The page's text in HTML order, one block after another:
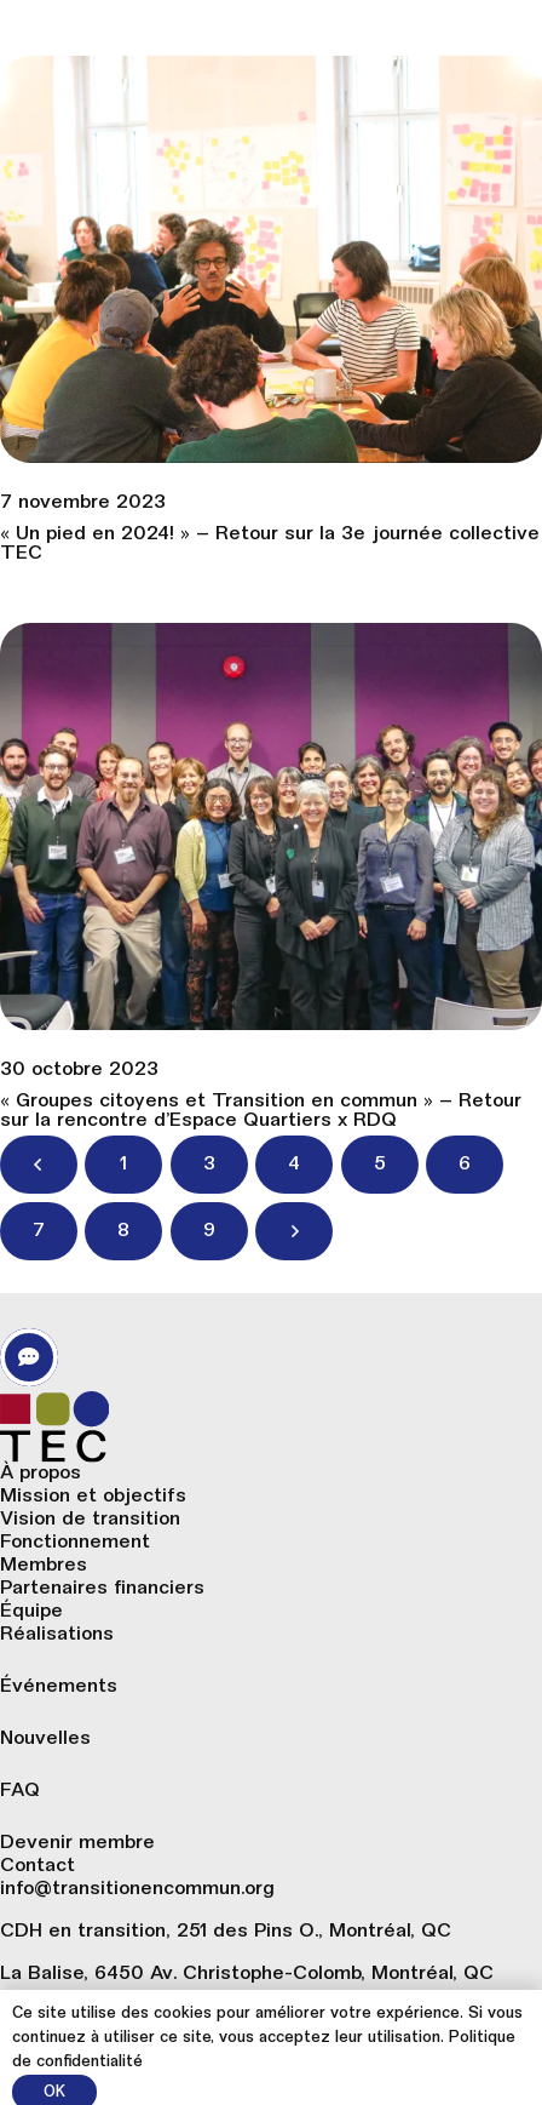
7 novembre 2023
« Un pied en 2024! » – Retour sur la 3e journée collective
TEC
30 octobre 2023
« Groupes citoyens et Transition en commun » – Retour
sur la rencontre d’Espace Quartiers x RDQ
1 3 4 5 6
7 8 9
À propos
Mission et objectifs
Vision de transition
Fonctionnement
Membres
Partenaires financiers
Équipe
Réalisations
Événements
Nouvelles
FAQ
Devenir membre
Contact
info@transitionencommun.org
CDH en transition, 251 des Pins O., Montréal, QC
La Balise, 6450 Av. Christophe-Colomb, Montréal, QC
S’inscrire à notre infolettre 🗞️
Ce site utilise des cookies pour améliorer votre expérience. Si vous
continuez à utiliser ce site, vous acceptez leur utilisation. Politique
de confidentialité
OK